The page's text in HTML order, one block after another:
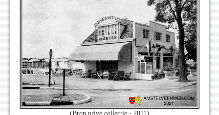
(Bron privé collectie - 2011)